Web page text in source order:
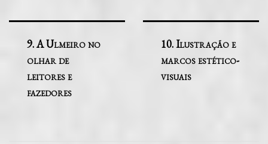
9. A Ulmeiro no
olhar de
leitores e
fazedores
10. Ilustração e
marcos estético-
visuais